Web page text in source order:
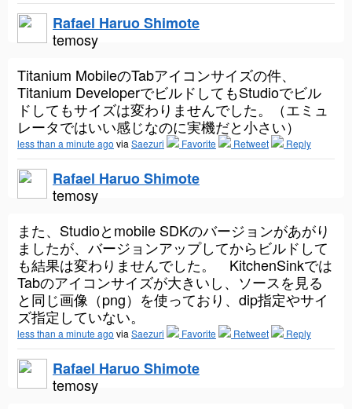
Rafael Haruo Shimote
temosy
Titanium MobileのTabアイコンサイズの件、
Titanium DeveloperでビルドしてもStudioでビル
ドしてもサイズは変わりませんでした。（エミュ
レータではいい感じなのに実機だと小さい）
less than a minute ago viaSaezuri Favorite Retweet Reply
Rafael Haruo Shimote
temosy
また、Studioとmobile SDKのバージョンがあがり
ましたが、バージョンアップしてからビルドして
も結果は変わりませんでした。 KitchenSinkでは
Tabのアイコンサイズが大きいし、ソースを見る
と同じ画像（png）を使っており、dip指定やサイ
ズ指定していない。
less than a minute ago viaSaezuri Favorite Retweet Reply
Rafael Haruo Shimote
temosy